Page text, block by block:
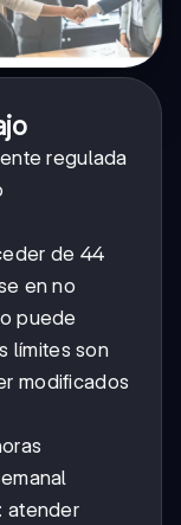
regulada
de 44
en no
puede
límites son
modificados
atender